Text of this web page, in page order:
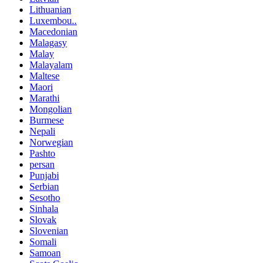
Lithuanian
Luxembou..
Macedonian
Malagasy
Malay
Malayalam
Maltese
Maori
Marathi
Mongolian
Burmese
Nepali
Norwegian
Pashto
persan
Punjabi
Serbian
Sesotho
Sinhala
Slovak
Slovenian
Somali
Samoan